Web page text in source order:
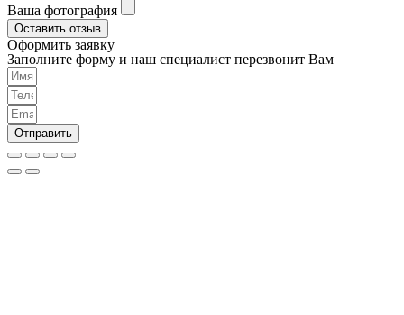
Ваша фотография
Оставить отзыв
Оформить заявку
Заполните форму и наш специалист перезвонит Вам
Отправить